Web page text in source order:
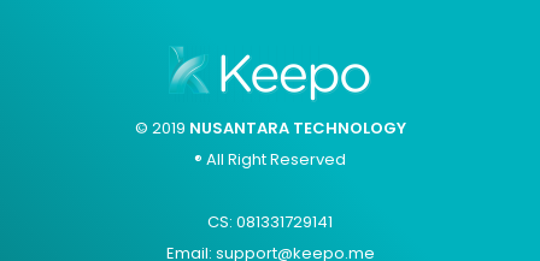
© 2019 NUSANTARA TECHNOLOGY
® All Right Reserved
CS: 081331729141
Email: support@keepo.me